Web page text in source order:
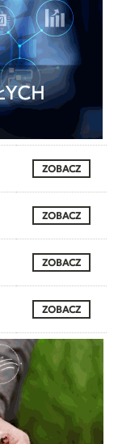
ZOBACZ
ZOBACZ
ZOBACZ
ZOBACZ